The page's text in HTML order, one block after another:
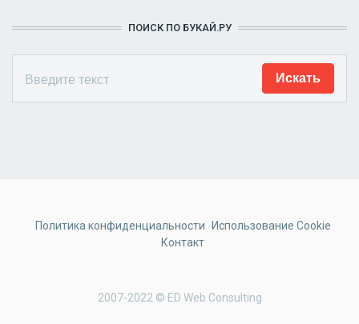
ПОИСК ПО БУКАЙ.РУ
2007-2022 © ED Web Consulting
Политика конфиденциальности
Использование Cookie
Контакт